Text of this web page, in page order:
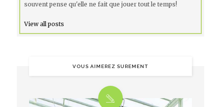
souvent pense qu'elle ne fait que jouer tout le temps!
View all posts
VOUS AIMEREZ SUREMENT